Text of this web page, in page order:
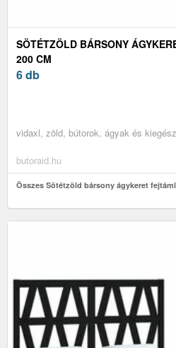
SÖTÉTZÖLD BÁRSONY
200 CM
6 db
vidaxl, zöld, bútorok, ágyak és
butoraid.hu
Összes Sötétzöld bársony ágykeret